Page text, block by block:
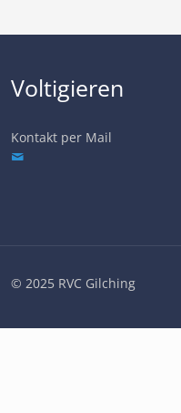
Voltigieren
Kontakt per Mail
© 2025 RVC Gilching